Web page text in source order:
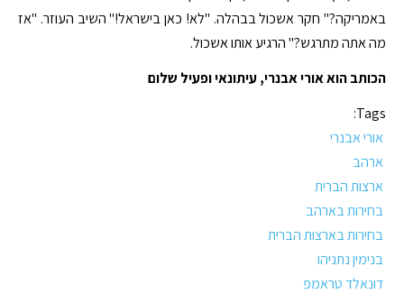
באמריקה?" חקר אשכול בבהלה. "לא! כאן בישראל!" השיב העוזר. "אז
מה אתה מתרגש?" הרגיע אותו אשכול.
הכותב הוא אורי אבנרי, עיתונאי ופעיל שלום
Tags:
אורי אבנרי
ארהב
ארצות הברית
בחירות בארהב
בחירות בארצות הברית
בנימין נתניהו
דונאלד טראמפ